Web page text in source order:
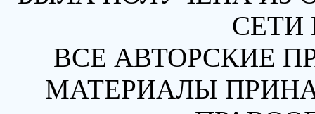
СЕТИ
ВСЕ АВТОРСКИЕ
МАТЕРИАЛЫ